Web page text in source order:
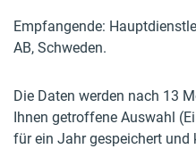
Empfangende:
AB, Schweden.
Die Daten werden nach 13
Ihnen getroffene Auswahl
für ein Jahr gespeichert und